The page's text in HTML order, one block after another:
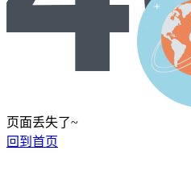
页面丢失了~
回到首页